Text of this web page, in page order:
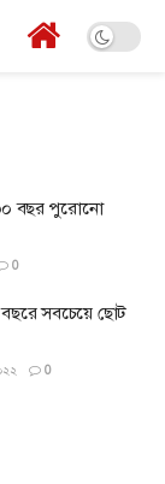
বছর পুরোনো
0
বছরে সবচেয়ে ছোট
0